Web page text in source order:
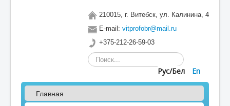
210015, г. Витебск, ул. Калинина, 4
E-mail: vitprofobr@mail.ru
+375-212-26-59-03
Искать...
Рус/Бел En
Главная